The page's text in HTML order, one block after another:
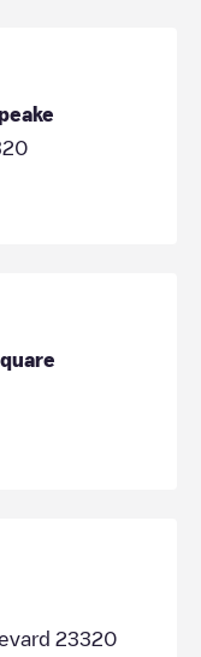
23320